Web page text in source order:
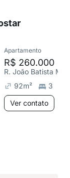
Apartamento
R$ 260.000
R. João Batista M.
92m² 3
Ver contato